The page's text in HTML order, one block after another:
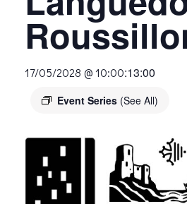
17/05/2028 @ 10:00:13:00
Event Series (See All)